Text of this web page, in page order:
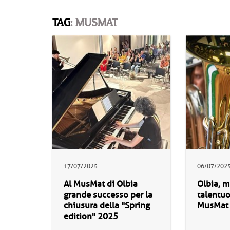
TAG: MUSMAT
17/07/2025
Al MusMat di Olbia
grande successo per la
chiusura della "Spring
edition" 2025
06/07/
Olbia,
MusMat